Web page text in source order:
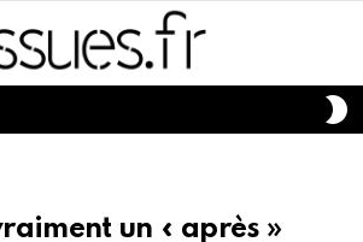
un « après »